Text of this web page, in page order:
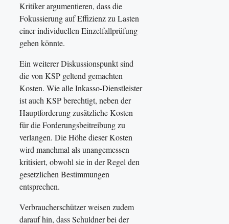
Kritiker argumentieren, dass die
Fokussierung auf Effizienz zu Lasten
einer individuellen Einzelfallprüfung
gehen könnte.
Ein weiterer Diskussionspunkt sind
die von KSP geltend gemachten
Kosten. Wie alle Inkasso-Dienstleister
ist auch KSP berechtigt, neben der
Hauptforderung zusätzliche Kosten
für die Forderungsbeitreibung zu
verlangen. Die Höhe dieser Kosten
wird manchmal als unangemessen
kritisiert, obwohl sie in der Regel den
gesetzlichen Bestimmungen
entsprechen.
Verbraucherschützer weisen zudem
darauf hin, dass Schuldner bei der